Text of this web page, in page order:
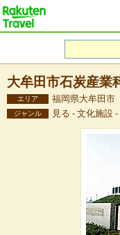
大牟田市石炭産業
エリア 福岡県大牟田市
ジャンル 見る - 文化施設